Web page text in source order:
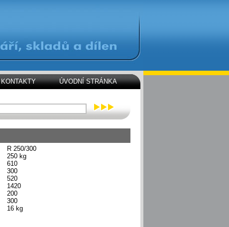
KONTAKTY ÚVODNÍ STRÁNKA
R 250/300
250 kg
610
300
520
1420
200
300
16 kg